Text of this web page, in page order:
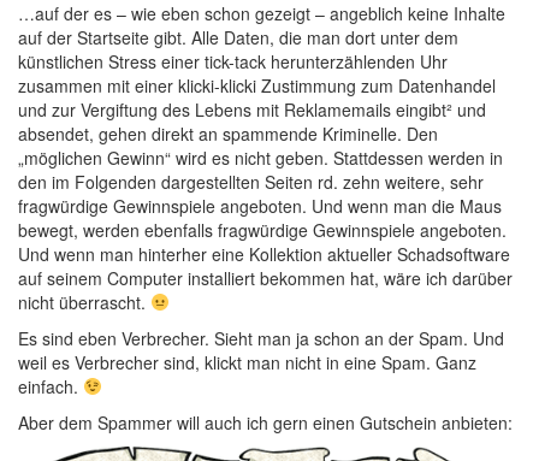
…auf der es – wie eben schon gezeigt – angeblich keine Inhalte
auf der Startseite gibt. Alle Daten, die man dort unter dem
künstlichen Stress einer tick-tack herunterzählenden Uhr
zusammen mit einer klicki-klicki Zustimmung zum Datenhandel
und zur Vergiftung des Lebens mit Reklamemails eingibt² und
absendet, gehen direkt an spammende Kriminelle. Den
„möglichen Gewinn“ wird es nicht geben. Stattdessen werden in
den im Folgenden dargestellten Seiten rd. zehn weitere, sehr
fragwürdige Gewinnspiele angeboten. Und wenn man die Maus
bewegt, werden ebenfalls fragwürdige Gewinnspiele angeboten.
Und wenn man hinterher eine Kollektion aktueller Schadsoftware
auf seinem Computer installiert bekommen hat, wäre ich darüber
nicht überrascht.
Es sind eben Verbrecher. Sieht man ja schon an der Spam. Und
weil es Verbrecher sind, klickt man nicht in eine Spam. Ganz
einfach.
Aber dem Spammer will auch ich gern einen Gutschein anbieten: